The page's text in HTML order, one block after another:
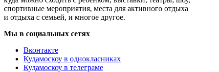
спортивные мероприятия, места для активного отдыха
и отдыха с семьей, и многое другое.
Мы в социальных сетях
Вконтакте
Кудамоскоу в однокласниках
Кудамоскоу в телеграме